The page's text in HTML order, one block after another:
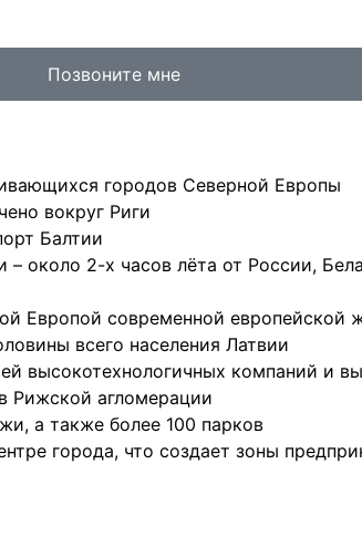
Позвоните мне
городов Северной Европы
вокруг Риги
Балтии
около 2-х часов лёта от России,
Европой современной европейской
всего населения Латвии
высокотехнологичных компаний и
Рижской агломерации
а также более 100 парков
города, что создает зоны